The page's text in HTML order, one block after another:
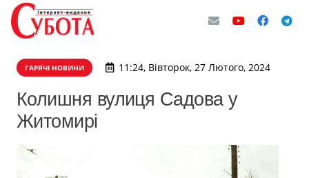
ГАРЯЧІ НОВИНИ 11:24, Вівторок, 27 Лютого, 2024
Колишня вулиця Садова у
Житомирі